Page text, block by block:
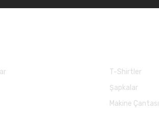
T-Shirtler
Şapkalar
Makine Çantası